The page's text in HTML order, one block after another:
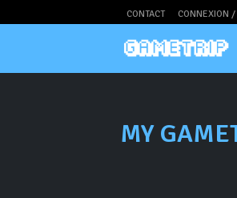
CONTACT CONNEXION /
MY